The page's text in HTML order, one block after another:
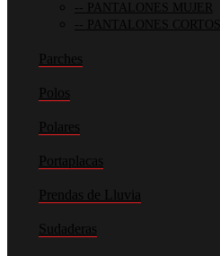
PANTALONES MUJER
PANTALONES CORTOS
Parches
Polos
Polares
Portaplacas
Prendas de Lluvia
Sudaderas